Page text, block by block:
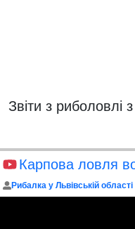
Звіти з риболовлі
Карпова ловля
Рибалка у Львівській області